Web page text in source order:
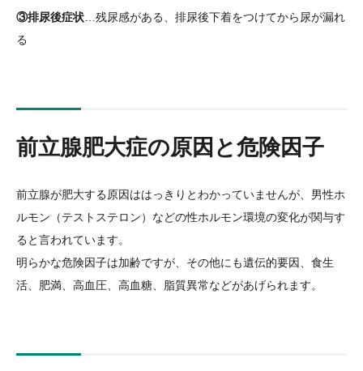
③排尿後症状 …残尿感がある、排尿後下着をつけてから尿が漏れ
る
前立腺肥大症の原因と危険因子
前立腺が肥大する原因ははっきりとわかっていませんが、男性ホ
ルモン（テストステロン）などの性ホルモン環境の変化が関与す
ると言われています。
明らかな危険因子は加齢ですが、その他にも遺伝的要因、食生
活、肥満、高血圧、高血糖、脂質異常などがあげられます。